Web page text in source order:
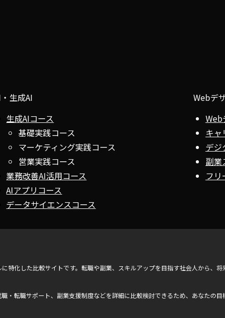
生成AI
生成AIコース
基礎実践コース
マーケティング実践コース
営業実践コース
業務改善AI活用コース
AIアプリコース
データサイエンスコース
Webデ
Web
キャ
デジ
副業
フリ
特化した比較サイトです。転職や副業、スキルアップを目指す社会人から、
・転職サポート、副業支援制度などを詳細に比較検討できるため、あなたの